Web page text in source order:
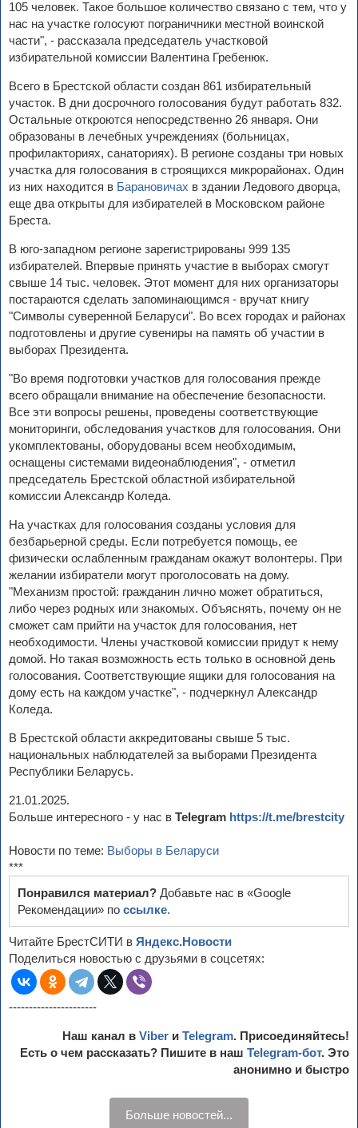
105 человек. Такое большое количество связано с тем, что у
нас на участке голосуют пограничники местной воинской
части", - рассказала председатель участковой
избирательной комиссии Валентина Гребенюк.
Всего в Брестской области создан 861 избирательный
участок. В дни досрочного голосования будут работать 832.
Остальные откроются непосредственно 26 января. Они
образованы в лечебных учреждениях (больницах,
профилакториях, санаториях). В регионе созданы три новых
участка для голосования в строящихся микрорайонах. Один
из них находится в Барановичах в здании Ледового дворца,
еще два открыты для избирателей в Московском районе
Бреста.
В юго-западном регионе зарегистрированы 999 135
избирателей. Впервые принять участие в выборах смогут
свыше 14 тыс. человек. Этот момент для них организаторы
постараются сделать запоминающимся - вручат книгу
"Символы суверенной Беларуси". Во всех городах и районах
подготовлены и другие сувениры на память об участии в
выборах Президента.
"Во время подготовки участков для голосования прежде
всего обращали внимание на обеспечение безопасности.
Все эти вопросы решены, проведены соответствующие
мониторинги, обследования участков для голосования. Они
укомплектованы, оборудованы всем необходимым,
оснащены системами видеонаблюдения", - отметил
председатель Брестской областной избирательной
комиссии Александр Коледа.
На участках для голосования созданы условия для
безбарьерной среды. Если потребуется помощь, ее
физически ослабленным гражданам окажут волонтеры. При
желании избиратели могут проголосовать на дому.
"Механизм простой: гражданин лично может обратиться,
либо через родных или знакомых. Объяснять, почему он не
сможет сам прийти на участок для голосования, нет
необходимости. Члены участковой комиссии придут к нему
домой. Но такая возможность есть только в основной день
голосования. Соответствующие ящики для голосования на
дому есть на каждом участке", - подчеркнул Александр
Коледа.
В Брестской области аккредитованы свыше 5 тыс.
национальных наблюдателей за выборами Президента
Республики Беларусь.
21.01.2025.
Больше интересного - у нас в Telegram https://t.me/brestcity
Новости по теме: Выборы в Беларуси
***
Понравился материал? Добавьте нас в «Google
Рекомендации» по ссылке.
Читайте БрестСИТИ в Яндекс.Новости
Поделиться новостью с друзьями в соцсетях:
----------------------
Наш канал в Viber и Telegram. Присоединяйтесь!
Есть о чем рассказать? Пишите в наш Telegram-бот. Это
анонимно и быстро
Больше новостей...